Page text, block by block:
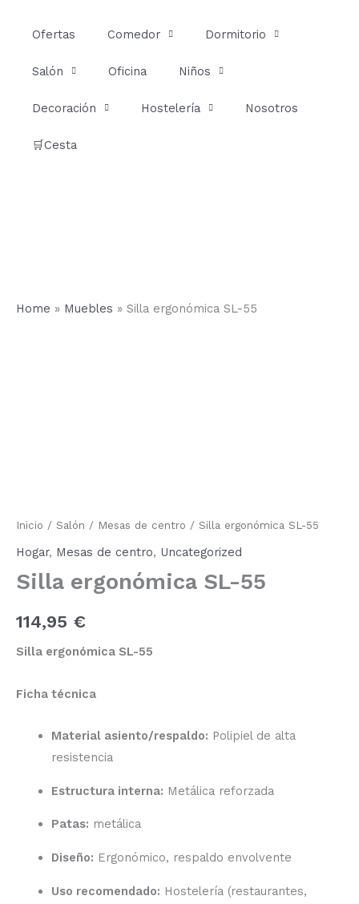
Ofertas Comedor Dormitorio
Salón Oficina Niños
Decoración Hostelería Nosotros
🛒Cesta
Home » Muebles » Silla ergonómica SL-55
Inicio / Salón / Mesas de centro / Silla ergonómica SL-55
Hogar, Mesas de centro, Uncategorized
Silla ergonómica SL-55
114,95 €
Silla ergonómica SL-55
Ficha técnica
Material asiento/respaldo: Polipiel de alta
resistencia
Estructura interna: Metálica reforzada
Patas: metálica
Diseño: Ergonómico, respaldo envolvente
Uso recomendado: Hostelería (restaurantes,